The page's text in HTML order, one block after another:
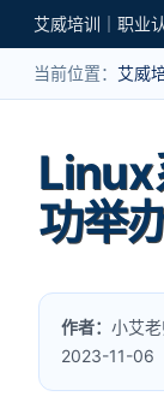
当前位置： 艾威
Linux
功举
作者：小艾
2023-11-06